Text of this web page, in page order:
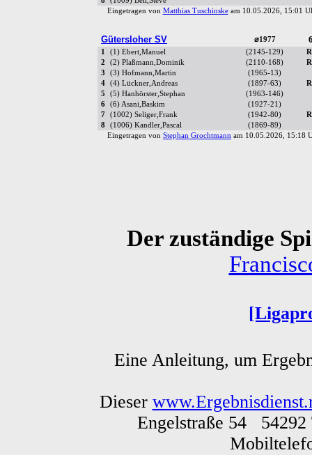
Eingetragen von Matthias Tuschinskeam 10.05.2026, 15:01
Gütersloher SV ⌀1977
1 (1) Ebert,Manuel (2145-129)
2
(2) Plaßmann,Dominik (2110-168)
3
(3) Hofmann,Martin (1965-13)
4
(4) Lückner,Andreas (1897-63)
5
(5) Hanhörster,Stephan (1963-146)
6
(6) Asani,Baskim (1927-21)
7
(1002) Seliger,Frank (1942-80)
8
(1006) Kandler,Pascal (1869-89)
Eingetragen von Stephan Grochtmann am 10.05.2026,
Der zuständige
Eine Anleitung, um
Dieser
Engelstraße 54